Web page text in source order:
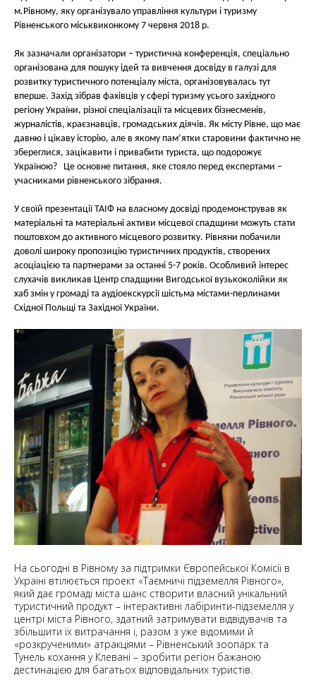
м.Рівному, яку організувало управління культури і туризму
Рівненського міськвиконкому 7 червня 2018 р.
Як зазначали організатори – туристична конференція, спеціально
організована для пошуку ідей та вивчення досвіду в галузі для
розвитку туристичного потенціалу міста, організовувалась тут
вперше. Захід зібрав фахівців у сфері туризму усього західного
регіону України, різної спеціалізації та місцевих бізнесменів,
журналістів, краєзнавців, громадських діячів. Як місту Рівне, що має
давню і цікаву історію, але в якому пам’ятки старовини фактично не
збереглися, зацікавити і привабити туриста, що подорожує
Україною? Це основне питання, яке стояло перед експертами –
учасниками рівненського зібрання.
У своїй презентації ТАІФ на власному досвіді продемонстрував як
матеріальні та матеріальні активи місцевої спадщини можуть стати
поштовхом до активного місцевого розвитку. Рівняни побачили
доволі широку пропозицію туристичних продуктів, створених
асоціацією та партнерами за останні 5-7 років. Особливий інтерес
слухачів викликав Центр спадщини Вигодської вузькоколійки як
хаб змін у громаді та аудіоекскурсії шістьма містами-перлинами
Східної Польщі та Західної України.
На сьогодні в Рівному за підтримки Європейської Комісії в
Україні втілюється проект «Таємничі підземелля Рівного»,
який дає громаді міста шанс створити власний унікальний
туристичний продукт – інтерактивні лабіринти-підземелля у
центрі міста Рівного, здатний затримувати відвідувачів та
збільшити їх витрачання і, разом з уже відомими й
«розкрученими» атракціями – Рівненський зоопарк та
Тунель кохання у Клевані – зробити регіон бажаною
дестинацією для багатьох відповідальних туристів.